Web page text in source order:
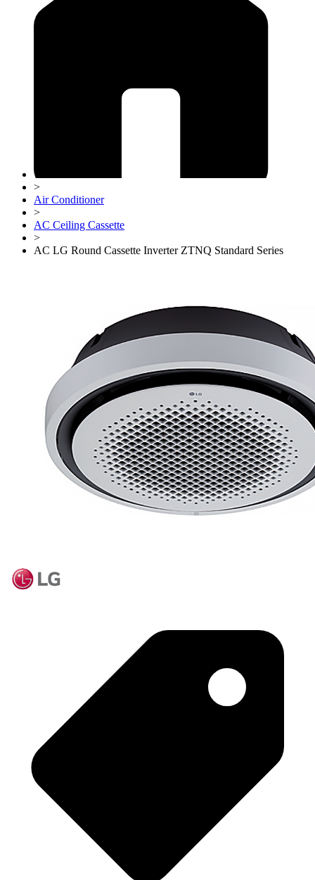
>
Air Conditioner
>
AC Ceiling Cassette
>
AC LG Round Cassette Inverter ZTNQ Standard Series